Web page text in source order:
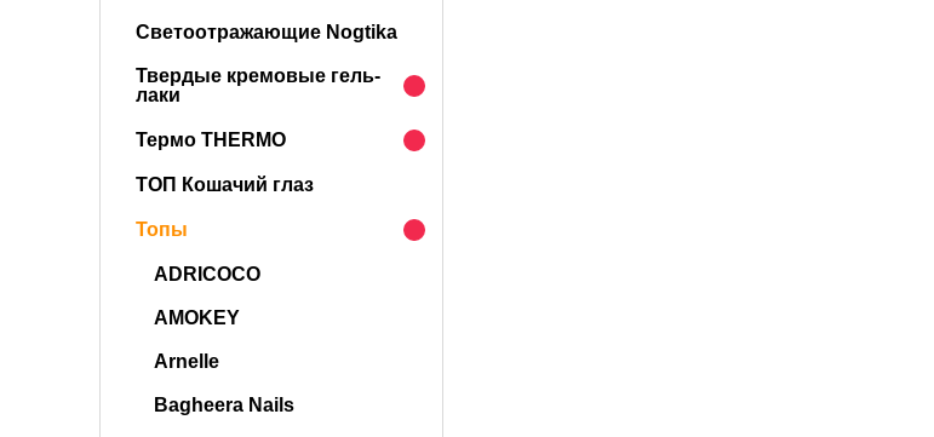
Светоотражающие Nogtika
Твердые кремовые гель-
лаки
Термо THERMO
ТОП Кошачий глаз
Топы
ADRICOCO
AMOKEY
Arnelle
Bagheera Nails